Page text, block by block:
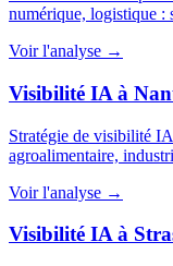
numérique, logistique
Voir l'analyse →
Visibilité IA à
Stratégie de visibilité
agroalimentaire,
Voir l'analyse →
Visibilité IA à